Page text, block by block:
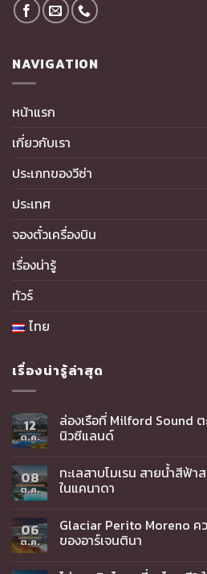
NAVIGATION
หน้าแรก
เกี่ยวกับเรา
ประเภทของวีซ่า
ประเทศ
จองตั๋วเครื่องบิน
เรื่องน่ารู้
ทัวร์
ไทย
เรื่องน่ารู้ล่าสุด
12
ต.ค.
ล่องเรือที่ Milford Sound
นิวซีแลนด์
08
ต.ค.
ทะเลสาบโมเรน สายน้ำสีฟ้
ในแคนาดา
06
ต.ค.
Glaciar Perito Moreno ค
ของอาร์เจนตินา